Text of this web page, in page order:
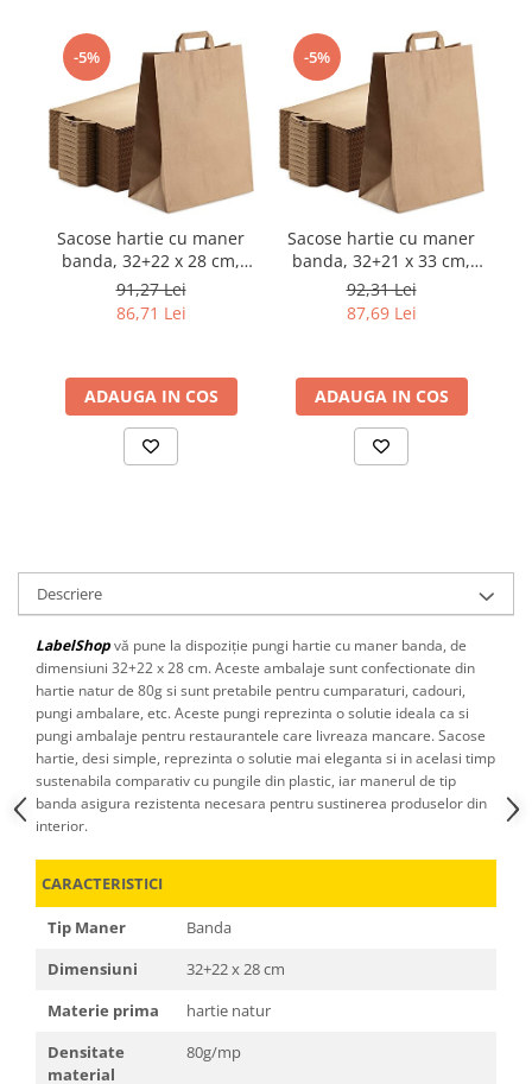
-5%
Sacose hartie cu maner
banda, 32+22 x 28 cm,
hartie natur 80g, set 100
bucati
91,27 Lei
86,71 Lei
ADAUGA IN COS
-5%
Sacose hartie cu maner
banda, 32+21 x 33 cm,
hartie natur 80g, set 100
bucati
92,31 Lei
87,69 Lei
ADAUGA IN COS
Descriere
LabelShopvă pune la dispoziție pungi hartie cu maner banda, de
dimensiuni 32+22 x 28 cm. Aceste ambalaje sunt confectionate din
hartie natur de 80g si sunt pretabile pentru cumparaturi, cadouri,
pungi ambalare, etc. Aceste pungi reprezinta o solutie ideala ca si
pungi ambalaje pentru restaurantele care livreaza mancare. Sacose
hartie, desi simple, reprezinta o solutie mai eleganta si in acelasi timp
sustenabila comparativ cu pungile din plastic, iar manerul de tip
banda asigura rezistenta necesara pentru sustinerea produselor din
interior.
CARACTERISTICI
Tip Maner
Banda
Dimensiuni
32+22 x 28 cm
Materie prima
hartie natur
Densitate
material
80g/mp